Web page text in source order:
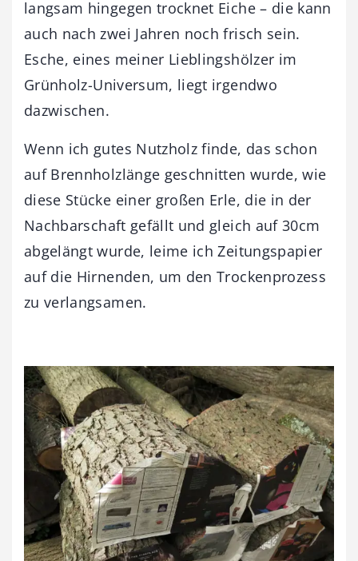
langsam hingegen trocknet Eiche – die kann
auch nach zwei Jahren noch frisch sein.
Esche, eines meiner Lieblingshölzer im
Grünholz-Universum, liegt irgendwo
dazwischen.
Wenn ich gutes Nutzholz finde, das schon
auf Brennholzlänge geschnitten wurde, wie
diese Stücke einer großen Erle, die in der
Nachbarschaft gefällt und gleich auf 30cm
abgelängt wurde, leime ich Zeitungspapier
auf die Hirnenden, um den Trockenprozess
zu verlangsamen.